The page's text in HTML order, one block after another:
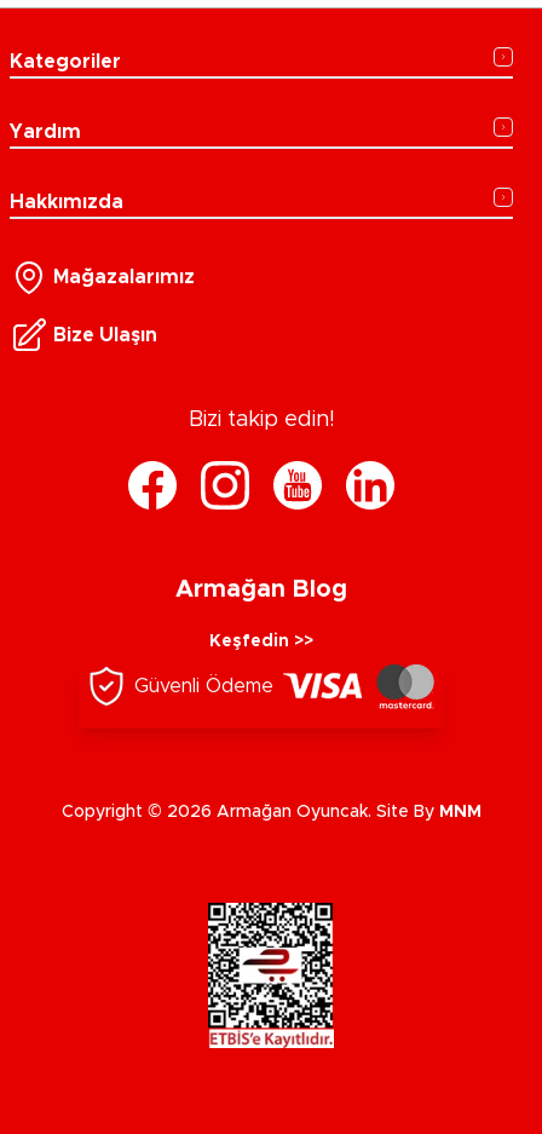
Kategoriler
Yardım
Hakkımızda
Mağazalarımız
Bize Ulaşın
Bizi takip edin!
Armağan Blog
Keşfedin >>
Güvenli Ödeme
Copyright © 2026 Armağan Oyuncak. Site By MNM